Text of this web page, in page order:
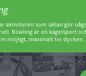
aktiviteten som sällan gör
Bowling är en kägelsport
möjligt, maximalt tio stycken.